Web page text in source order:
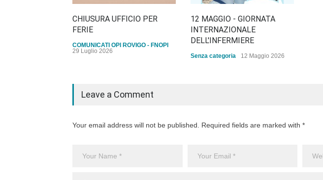
CHIUSURA UFFICIO PER
FERIE
COMUNICATI OPI ROVIGO - FNOPI
29 Luglio 2026
12 MAGGIO - GIORNATA
INTERNAZIONALE
DELL'INFERMIERE
Senza categoria 12 Maggio 2026
Leave a Comment
Your email address will not be published. Required fields are marked with *